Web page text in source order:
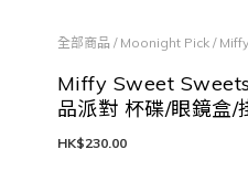
全部商品 / Moonight Pick/
Miffy Sweet
品派對 杯碟/眼鏡盒/
HK$230.00